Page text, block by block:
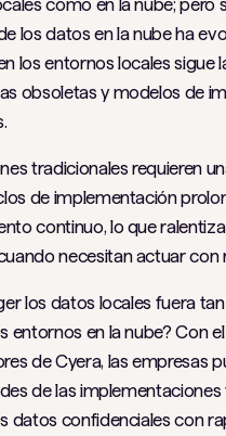
los datos en la nube ha
los entornos locales sigue
obsoletas y modelos de
tradicionales requieren
de implementación
continuo, lo que
necesitan actuar con
los datos locales fuera
entornos en la nube? Con
de Cyera, las empresas
de las
datos confidenciales con